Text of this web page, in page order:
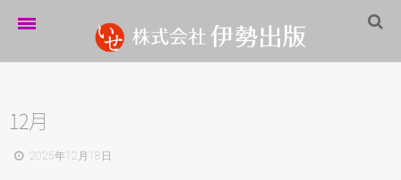
伊勢出版だより
営業案内
12月
2025年12月18日